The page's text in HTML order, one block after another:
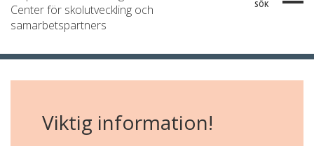
Center för skolutveckling och
samarbetspartners
SÖK
Viktig information!